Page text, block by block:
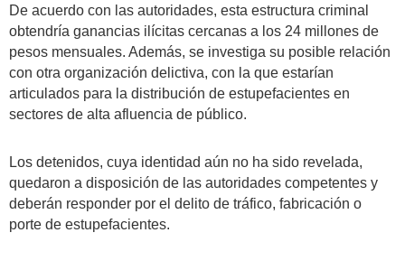
De acuerdo con las autoridades, esta estructura criminal
obtendría ganancias ilícitas cercanas a los 24 millones de
pesos mensuales. Además, se investiga su posible relación
con otra organización delictiva, con la que estarían
articulados para la distribución de estupefacientes en
sectores de alta afluencia de público.
Los detenidos, cuya identidad aún no ha sido revelada,
quedaron a disposición de las autoridades competentes y
deberán responder por el delito de tráfico, fabricación o
porte de estupefacientes.